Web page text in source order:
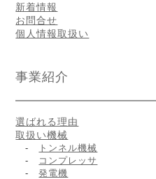
新着情報
お問合せ
個人情報取扱い
事業紹介
選ばれる理由
取扱い機械
-
トンネル機械
-
コンプレッサ
-発電機